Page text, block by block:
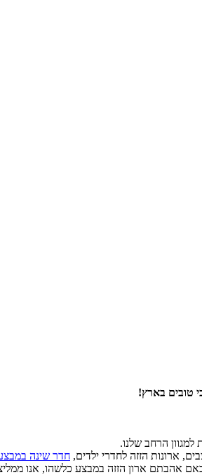
טובים בארץ!
הרחב שלנו.
ארונות הזזה לחדרי ילדים, חדר שינה
למשך 14 יום בלבד או עד הגמר המלאי. לכן, באם אהבתם ארון